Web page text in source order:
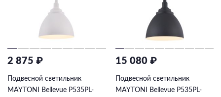
2 875 ₽
Подвесной светильник
MAYTONI Bellevue P535PL-
15 080 ₽
Подвесной светильник
MAYTONI Bellevue P535PL-